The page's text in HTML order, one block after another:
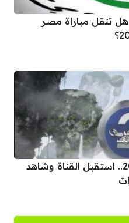
هل تنقل مباراة مصر
تردد قناة 2 MBC الجديد 2026.. استقبل القناة وشاهد